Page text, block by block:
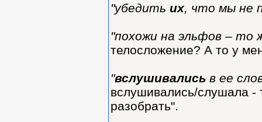
"убедить их, что мы не
"похожи на эльфов – то
телосложение? А то у
"вслушивались в ее
вслушивались/слушала -
разобрать".